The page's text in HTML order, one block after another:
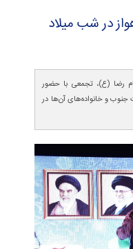
در شب میلاد
رضا (ع)، تجمعی با حضور
جنوب و خانواده‌های آن‌ها در